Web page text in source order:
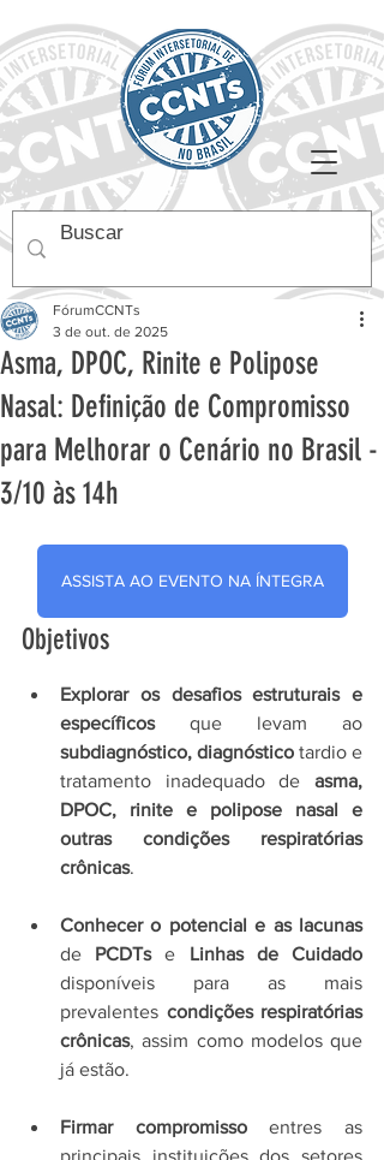
Asma, DPOC, Rinite e Polipose
Nasal: Definição de Compromisso
para Melhorar o Cenário no Brasil -
3/10 às 14h
FórumCCNTs
3 de out. de 2025
ASSISTA AO EVENTO NA ÍNTEGRA
Objetivos
Explorar os desafios estruturais e
específicos
subdiagnóstico, diagnóstico tardio e
tratamento inadequado de asma,
DPOC, rinite e polipose nasal e
outras condições respiratórias
crônicas.
Conhecer o potencial e as lacunas
de PCDTs e Linhas de Cuidado
disponíveis para as mais
prevalentes condições respiratórias
crônicas, assim como modelos que
já estão.
Firmar compromisso entres as